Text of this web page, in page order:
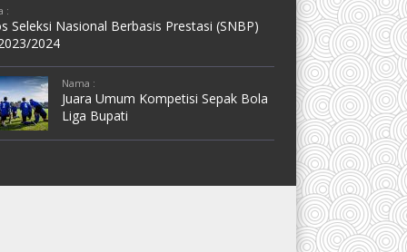
:
Seleksi Nasional Berbasis Prestasi (SNBP)
2024
Nama :
Juara Umum Kompetisi Sepak Bola
Liga Bupati